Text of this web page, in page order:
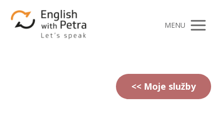
MENU
<< Moje služby